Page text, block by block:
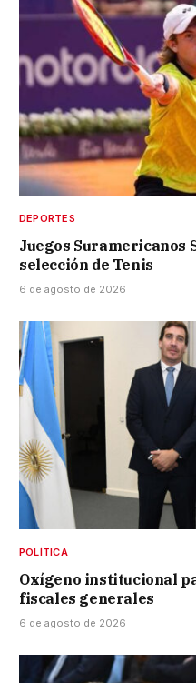
DEPORTES
Juegos Suramericanos
selección de Tenis
6 de agosto de 2026
POLÍTICA
Oxígeno institucional
fiscales generales
6 de agosto de 2026